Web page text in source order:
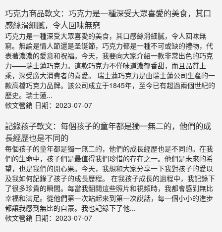
巧克力商品軟文：巧克力是一種深受大眾喜愛的美食，其口
感絲滑細膩，令人回味無窮
巧克力是一種深受大眾喜愛的美食，其口感絲滑細膩，令人回味無
窮。無論是情人節還是圣誕節，巧克力都是一種不可或缺的禮物，代
表著濃濃的愛意和祝福。今天，我要向大家介紹一款非常出色的巧克
力——瑞士蓮巧克力。這款巧克力不僅味道濃郁香甜，而且品質上
乘，深受廣大消費者的喜愛。 瑞士蓮巧克力是由瑞士蓮公司生產的一
款高檔巧克力品牌。該公司成立于1845年，至今已有超過兩個世紀的
歷史。瑞士蓮...
軟文營銷 日期：2023-07-07
記錄孩子軟文：每個孩子的童年都是獨一無二的，他們的成
長經歷也是不同的
每個孩子的童年都是獨一無二的，他們的成長經歷也是不同的。在我
們的生命中，孩子們是最值得我們珍惜的存在之一。他們是未來的希
望，也是我們的開心果。今天，我想和大家分享一下我對孩子的愛以
及我如何記錄了孩子的成長歷程。 在我孩子成長的過程中，我記錄下
了很多珍貴的瞬間。每當我翻閱這些照片和視頻時，我都會感到無比
幸福和滿足。從他們第一次站起來到第一次說話，每一個小小的進步
都讓我感到無比的自豪。我也記錄下了他...
軟文營銷 日期：2023-07-07